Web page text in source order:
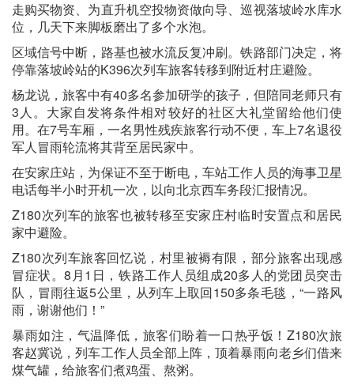
走购买物资、为直升机空投物资做向导、巡视落坡岭水库水
位，几天下来脚板磨出了多个水泡。
区域信号中断，路基也被水流反复冲刷。铁路部门决定，将
停靠落坡岭站的K396次列车旅客转移到附近村庄避险。
杨龙说，旅客中有40多名参加研学的孩子，但陪同老师只有
3人。大家自发将条件相对较好的社区大礼堂留给他们使
用。在7号车厢，一名男性残疾旅客行动不便，车上7名退役
军人冒雨轮流将其背至居民家中。
在安家庄站，为保证不至于断电，车站工作人员的海事卫星
电话每半小时开机一次，以向北京西车务段汇报情况。
Z180次列车的旅客也被转移至安家庄村临时安置点和居民
家中避险。
Z180次列车旅客回忆说，村里被褥有限，部分旅客出现感
冒症状。8月1日，铁路工作人员组成20多人的党团员突击
队，冒雨往返5公里，从列车上取回150多条毛毯，“一路风
雨，谢谢他们！”
暴雨如注，气温降低，旅客们盼着一口热乎饭！Z180次旅
客赵冀说，列车工作人员全部上阵，顶着暴雨向老乡们借来
煤气罐，给旅客们煮鸡蛋、熬粥。